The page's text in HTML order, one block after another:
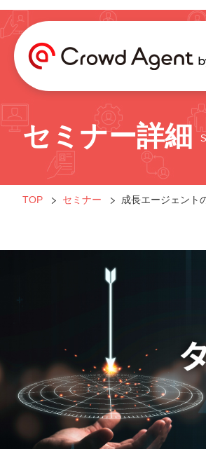
セミナー詳細
TOP セミナー 成長エージェント